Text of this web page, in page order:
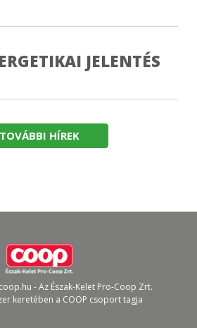
JELENTÉS
TOVÁBBI HÍREK
- Az Észak-Kelet Pro-Coop Zrt.
keretében a COOP csoport tagja